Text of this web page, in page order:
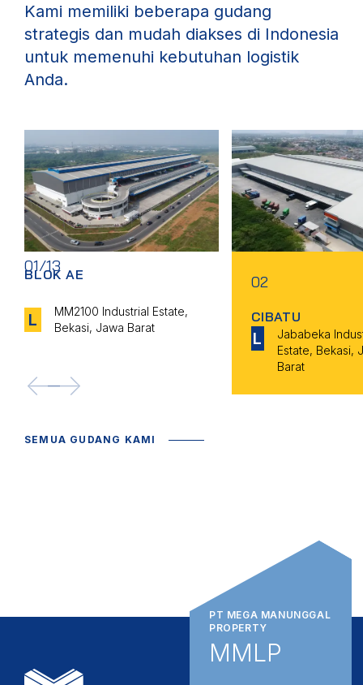
Kami memiliki beberapa gudang
strategis dan mudah diakses di Indonesia
untuk memenuhi kebutuhan logistik
Anda.
01/13
BLOK AE
L
MM2100 Industrial Estate,
Bekasi, Jawa Barat
02
CIBATU
L
Jababeka
Estate, Bekasi,
Barat
SEMUA GUDANG KAMI
<--
-->
PT MEGA MANUNGGAL
PROPERTY
MMLP